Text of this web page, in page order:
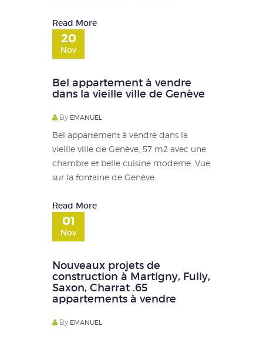
Read More
20
Nov
Bel appartement à vendre
dans la vieille ville de Genève
By EMANUEL
Bel appartement à vendre dans la
vieille ville de Genève, 57 m2 avec une
chambre et belle cuisine moderne. Vue
sur la fontaine de Genève.
Read More
01
Nov
Nouveaux projets de
construction à Martigny, Fully,
Saxon, Charrat .65
appartements à vendre
By EMANUEL